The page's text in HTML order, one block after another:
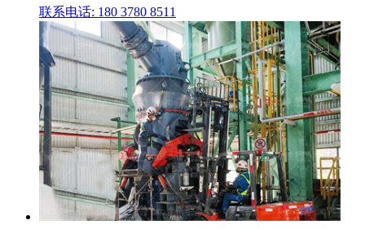
联系电话: 180 3780 8511